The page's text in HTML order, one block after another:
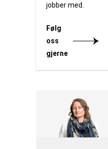
jobber med.
Følg
oss
gjerne